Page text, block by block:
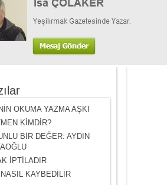
OKUMA YAZMA AŞKI
KİMDİR?
BİR DEĞER: AYDIN
İPTİLADIR
KAYBEDİLİR